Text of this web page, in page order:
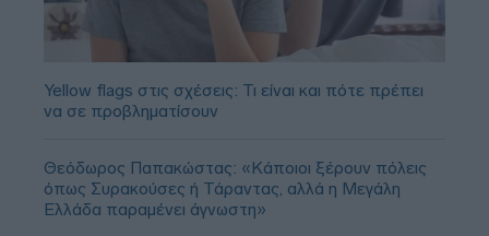
Yellow flags στις σχέσεις: Τι είναι και πότε πρέπει
να σε προβληματίσουν
Θεόδωρος Παπακώστας: «Κάποιοι ξέρουν πόλεις
όπως Συρακούσες ή Τάραντας, αλλά η Μεγάλη
Ελλάδα παραμένει άγνωστη»